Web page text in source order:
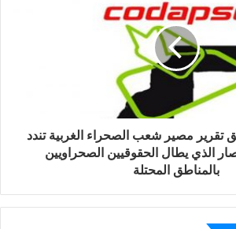
لمناهضة الاحتلال المغربي ،وهي تواصل
المنبثقة عن مؤتمرها التأسيسي ، مؤتمر
العام الوطني والدولي :
من أجواء الترهيب التي تخلقها البلاغات
تقرير مصير شعب الصحراء الغربية تندد
الذي يطال الحقوقيين الصحراويين
بالمناطق المحتلة